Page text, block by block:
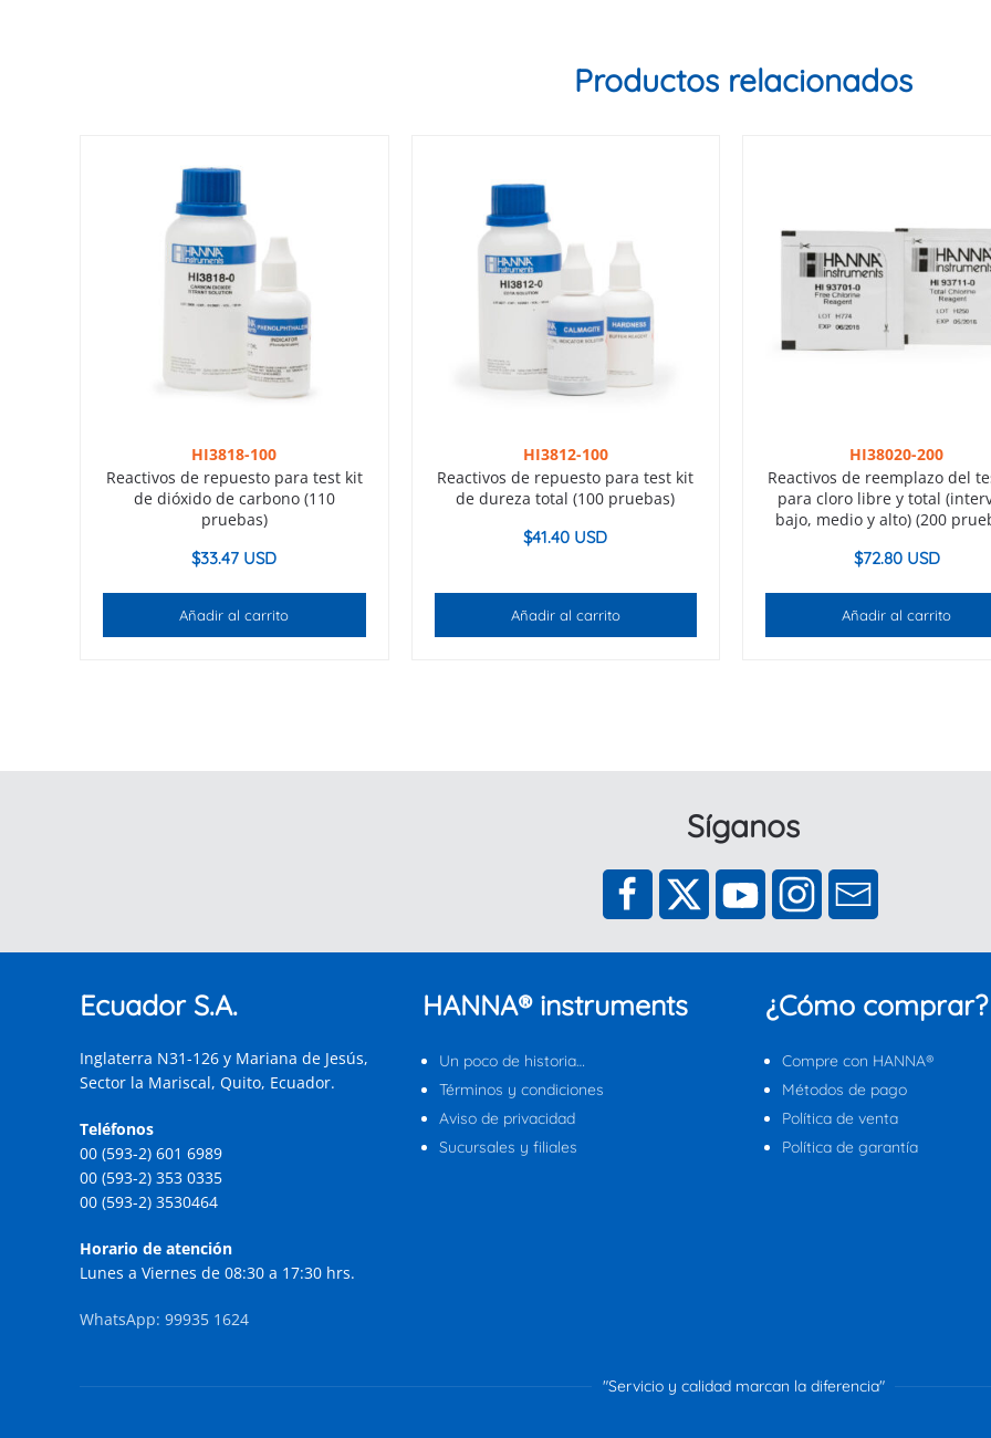
Productos relacionados
HI3818-100
Reactivos de repuesto para test kit
de dióxido de carbono (110
pruebas)
$33.47 USD
Añadir al carrito
HI3812-100
Reactivos de repuesto para test kit
de dureza total (100 pruebas)
$41.40 USD
Añadir al carrito
HI38020-200
Reactivos de reemplazo del
para cloro libre y total
bajo, medio y alto) (200
$72.80 USD
Añadir al carrito
Síganos
Ecuador S.A.
Inglaterra N31-126 y Mariana de Jesús,
Sector la Mariscal, Quito, Ecuador.
Teléfonos
00 (593-2) 601 6989
00 (593-2) 353 0335
00 (593-2) 3530464
Horario de atención
Lunes a Viernes de 08:30 a 17:30 hrs.
WhatsApp: 99935 1624
HANNA® instruments
Un poco de historia…
Términos y condiciones
Aviso de privacidad
Sucursales y filiales
¿Cómo comprar?
Compre con HANNA®
Métodos de pago
Política de venta
Política de garantía
"Servicio y calidad marcan la diferencia"